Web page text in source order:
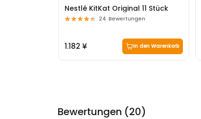
Nestlé KitKat Original 11 Stück
24 Bewertungen
1.182 ¥ In den Warenkorb
Bewertungen (20)